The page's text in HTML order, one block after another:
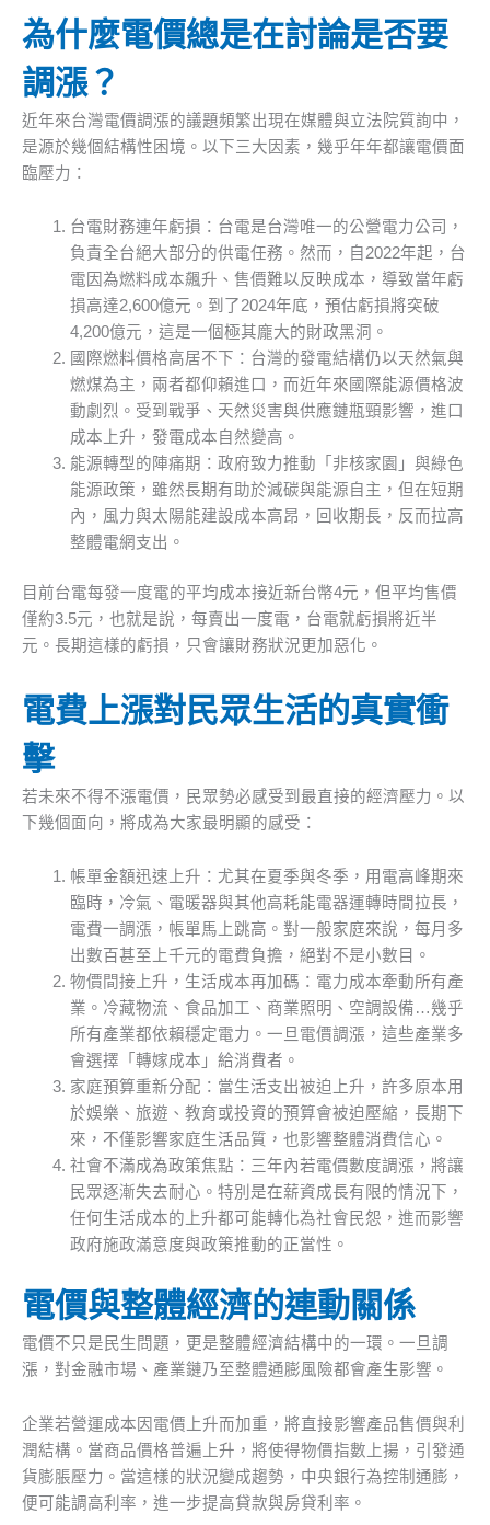
為什麼電價總是在討論是否要
調漲？
近年來台灣電價調漲的議題頻繁出現在媒體與立法院質詢中，
是源於幾個結構性困境。以下三大因素，幾乎年年都讓電價面
臨壓力：
台電財務連年虧損：台電是台灣唯一的公營電力公司，
負責全台絕大部分的供電任務。然而，自2022年起，台
電因為燃料成本飆升、售價難以反映成本，導致當年虧
損高達2,600億元。到了2024年底，預估虧損將突破
4,200億元，這是一個極其龐大的財政黑洞。
國際燃料價格高居不下：台灣的發電結構仍以天然氣與
燃煤為主，兩者都仰賴進口，而近年來國際能源價格波
動劇烈。受到戰爭、天然災害與供應鏈瓶頸影響，進口
成本上升，發電成本自然變高。
能源轉型的陣痛期：政府致力推動「非核家園」與綠色
能源政策，雖然長期有助於減碳與能源自主，但在短期
內，風力與太陽能建設成本高昂，回收期長，反而拉高
整體電網支出。
目前台電每發一度電的平均成本接近新台幣4元，但平均售價
僅約3.5元，也就是說，每賣出一度電，台電就虧損將近半
元。長期這樣的虧損，只會讓財務狀況更加惡化。
電費上漲對民眾生活的真實衝
擊
若未來不得不漲電價，民眾勢必感受到最直接的經濟壓力。以
下幾個面向，將成為大家最明顯的感受：
帳單金額迅速上升：尤其在夏季與冬季，用電高峰期來
臨時，冷氣、電暖器與其他高耗能電器運轉時間拉長，
電費一調漲，帳單馬上跳高。對一般家庭來說，每月多
出數百甚至上千元的電費負擔，絕對不是小數目。
物價間接上升，生活成本再加碼：電力成本牽動所有產
業。冷藏物流、食品加工、商業照明、空調設備…幾乎
所有產業都依賴穩定電力。一旦電價調漲，這些產業多
會選擇「轉嫁成本」給消費者。
家庭預算重新分配：當生活支出被迫上升，許多原本用
於娛樂、旅遊、教育或投資的預算會被迫壓縮，長期下
來，不僅影響家庭生活品質，也影響整體消費信心。
社會不滿成為政策焦點：三年內若電價數度調漲，將讓
民眾逐漸失去耐心。特別是在薪資成長有限的情況下，
任何生活成本的上升都可能轉化為社會民怨，進而影響
政府施政滿意度與政策推動的正當性。
電價與整體經濟的連動關係
電價不只是民生問題，更是整體經濟結構中的一環。一旦調
漲，對金融市場、產業鏈乃至整體通膨風險都會產生影響。
企業若營運成本因電價上升而加重，將直接影響產品售價與利
潤結構。當商品價格普遍上升，將使得物價指數上揚，引發通
貨膨脹壓力。當這樣的狀況變成趨勢，中央銀行為控制通膨，
便可能調高利率，進一步提高貸款與房貸利率。